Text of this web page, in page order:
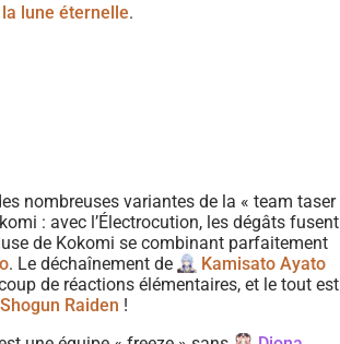
lune éternelle.
nombreuses variantes de la « team taser
: avec l’Électrocution, les dégâts fusent
de Kokomi se combinant parfaitement
. Le déchaînement de
Kamisato Ayato
de réactions élémentaires, et le tout est
Shogun Raiden !